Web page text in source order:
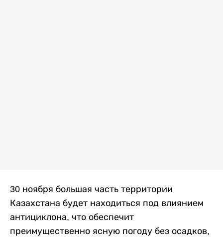
30 ноября большая часть территории
Казахстана будет находиться под влиянием
антициклона, что обеспечит
преимущественно ясную погоду без осадков,